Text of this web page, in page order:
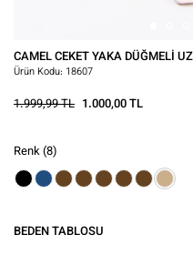
CAMEL CEKET YAKA DÜĞMELI
Ürün Kodu: 18607
1.999,99 TL 1.000,00 TL
Renk(8)
BEDEN TABLOSU